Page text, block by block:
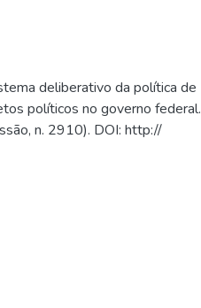
deliberativo da política de
políticos no governo federal.
n. 2910). DOI: http://